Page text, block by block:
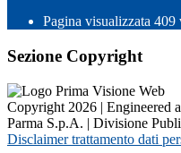
Pagina visualizzata 409
Sezione Copyright
Copyright 2026 | Engineered
Parma S.p.A. | Divisione
Disclaimer trattamento dati